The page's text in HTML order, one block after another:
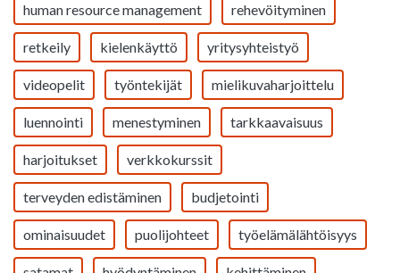
human resource management rehevöityminen
retkeily kielenkäyttö yritysyhteistyö
videopelit työntekijät mielikuvaharjoittelu
luennointi menestyminen tarkkaavaisuus
harjoitukset verkkokurssit
terveyden edistäminen budjetointi
ominaisuudet puolijohteet työelämälähtöisyys